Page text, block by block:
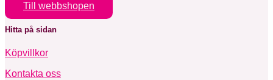
Till webbshopen
Hitta på sidan
Köpvillkor
Kontakta oss